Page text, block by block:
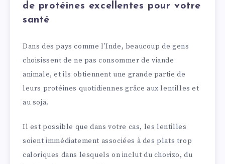
de protéines excellentes pour votre
santé
Dans des pays comme l’Inde, beaucoup de gens
choisissent de ne pas consommer de viande
animale, et ils obtiennent une grande partie de
leurs protéines quotidiennes grâce aux lentilles et
au soja.
Il est possible que dans votre cas, les lentilles
soient immédiatement associées à des plats trop
caloriques dans lesquels on inclut du chorizo, du